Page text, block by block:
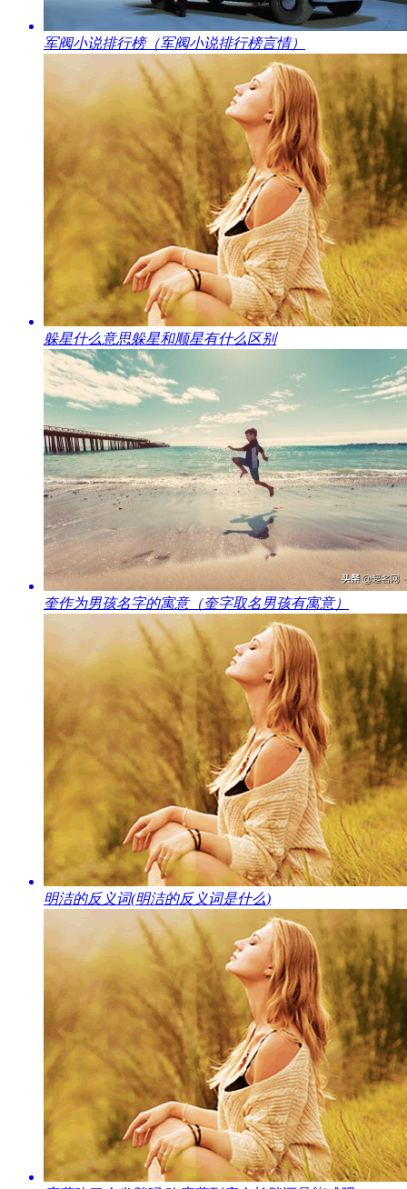
​军阀小说排行榜（军阀小说排行榜言情）
​躲星什么意思躲星和顺星有什么区别
​奎作为男孩名字的寓意（奎字取名男孩有寓意）
​明洁的反义词(明洁的反义词是什么)